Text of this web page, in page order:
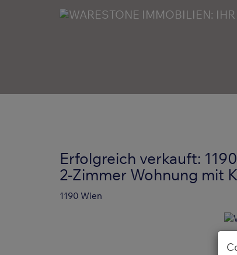
Erfolgreich verkauft:
2-Zimmer Wohnung mit
1190 Wien